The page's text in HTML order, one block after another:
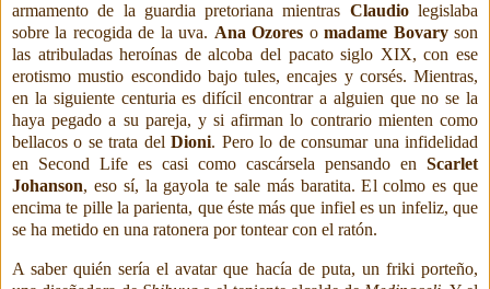
armamento de la guardia pretoriana mientras Claudiolegislaba
sobre la recogida de la uva. Ana Ozores omadame Bovaryson
las atribuladasheroínas de alcoba del pacato siglo XIX, con ese
erotismo mustio escondido bajo tules, encajes y corsés. Mientras,
en la siguiente centuria es difícil encontrar a alguien que no se la
haya pegado a su pareja, y si afirman lo contrario mienten como
bellacos o se trata delDioni. Pero lo de consumar una infidelidad
en Second Life es casi como cascársela pensando en Scarlet
Johanson, eso sí, la gayola te sale más baratita. El colmo es que
encima te pille la parienta, que éste más que infiel es un infeliz, que
se ha metido en una ratonera por tontear con el ratón.
A saber quién sería el avatar que hacía de puta, un friki porteño,